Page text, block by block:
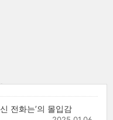
전화는’의 몰입감